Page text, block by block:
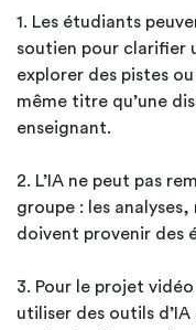
1. Les étudiants
soutien pour clarifier
explorer des pistes
même titre qu’une
enseignant.
2. L’IA ne peut pas
groupe : les
doivent provenir des
3. Pour le projet
utiliser des outils